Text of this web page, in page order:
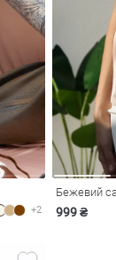
+2
Бежевий
999 ₴